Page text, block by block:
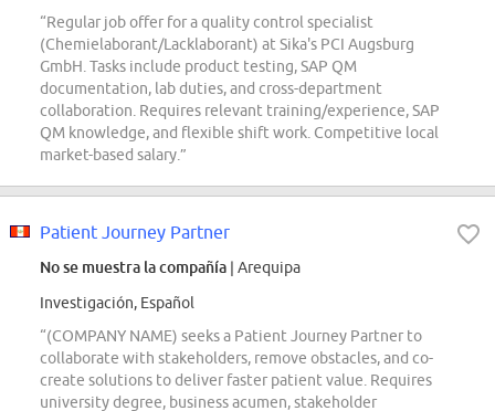
“Regular job offer for a quality control specialist
(Chemielaborant/Lacklaborant) at Sika's PCI Augsburg
GmbH. Tasks include product testing, SAP QM
documentation, lab duties, and cross-department
collaboration. Requires relevant training/experience, SAP
QM knowledge, and flexible shift work. Competitive local
market-based salary.”
Patient Journey Partner
No se muestra la compañía | Arequipa
Investigación, Español
“(COMPANY NAME) seeks a Patient Journey Partner to
collaborate with stakeholders, remove obstacles, and co-
create solutions to deliver faster patient value. Requires
university degree, business acumen, stakeholder